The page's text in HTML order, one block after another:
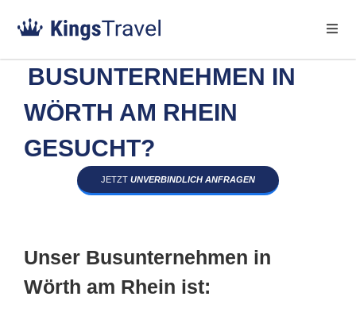
BUSUNTERNEHMEN IN
WÖRTH AM RHEIN
GESUCHT?
JETZT UNVERBINDLICH ANFRAGEN
Unser Busunternehmen in
Wörth am Rhein ist: